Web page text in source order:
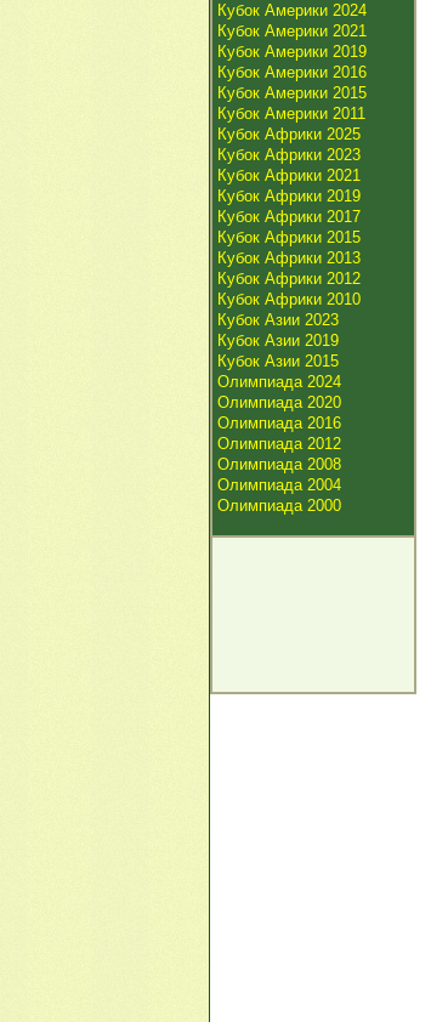
Кубок Америки 2024
Кубок Америки 2021
Кубок Америки 2019
Кубок Америки 2016
Кубок Америки 2015
Кубок Америки 2011
Кубок Африки 2025
Кубок Африки 2023
Кубок Африки 2021
Кубок Африки 2019
Кубок Африки 2017
Кубок Африки 2015
Кубок Африки 2013
Кубок Африки 2012
Кубок Африки 2010
Кубок Азии 2023
Кубок Азии 2019
Кубок Азии 2015
Олимпиада 2024
Олимпиада 2020
Олимпиада 2016
Олимпиада 2012
Олимпиада 2008
Олимпиада 2004
Олимпиада 2000